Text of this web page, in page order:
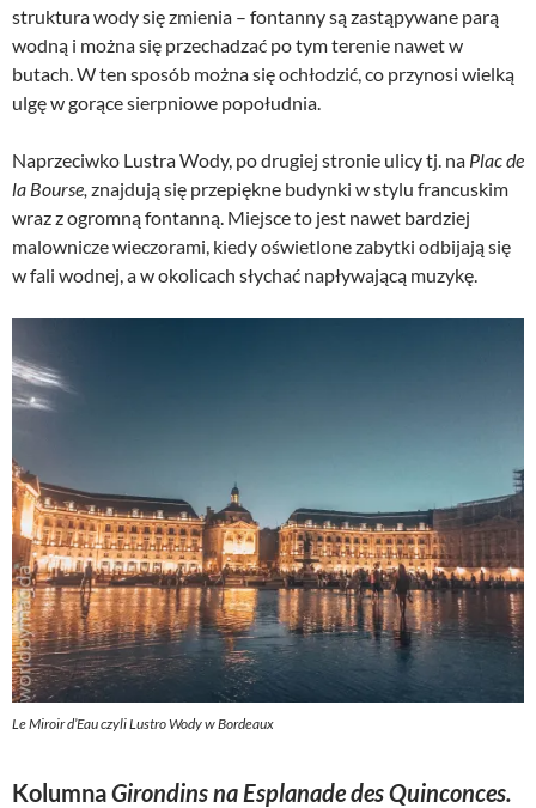
struktura wody się zmienia – fontanny są zastąpywane parą
wodną i można się przechadzać po tym terenie nawet w
butach. W ten sposób można się ochłodzić, co przynosi wielką
ulgę w gorące sierpniowe popołudnia.
Naprzeciwko Lustra Wody, po drugiej stronie ulicy tj. na Plac de
la Bourse, znajdują się przepiękne budynki w stylu francuskim
wraz z ogromną fontanną. Miejsce to jest nawet bardziej
malownicze wieczorami, kiedy oświetlone zabytki odbijają się
w fali wodnej, a w okolicach słychać napływającą muzykę.
Le Miroir d’Eau czyli Lustro Wody w Bordeaux
KolumnaGirondins na Esplanade des Quinconces.